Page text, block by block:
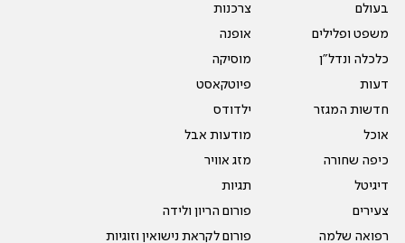
בעולם
משפט ופלילים
כלכלה ונדל"ן
דעות
חדשות המגזר
אוכל
כיפה שחורה
דיגיטל
צעירים
רפואה שלמה
צרכנות
אופנה
מוסיקה
פיוטקאסט
ילדודס
מודעות אבל
מזג אוויר
תגיות
פורום הריון ולידה
פורום לקראת נישואין וזוגיות